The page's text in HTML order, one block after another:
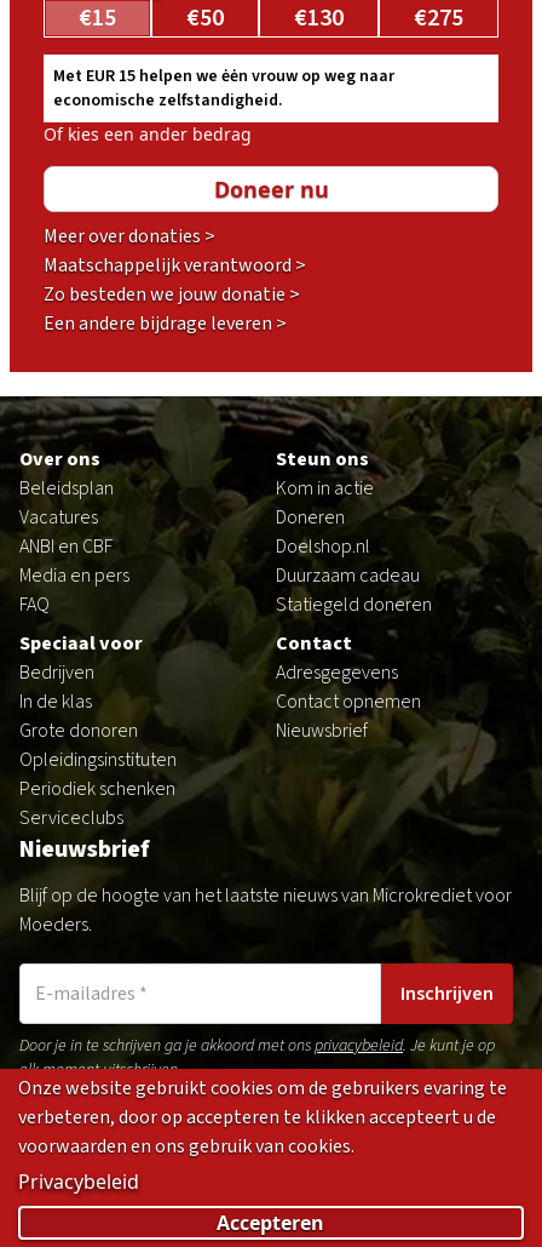
€15 €50 €130 €275
Met EUR 15 helpen we ėėn vrouw op weg naar
economische zelfstandigheid.
Of kies een ander bedrag
Meer over donaties >
Maatschappelijk verantwoord >
Zo besteden we jouw donatie >
Een andere bijdrage leveren >
Footer
Over ons
Beleidsplan
Vacatures
ANBI en CBF
Media en pers
FAQ
Steun ons
Kom in actie
Doneren
Doelshop.nl
Duurzaam cadeau
Statiegeld doneren
Speciaal voor
Bedrijven
In de klas
Grote donoren
Opleidingsinstituten
Periodiek schenken
Serviceclubs
Contact
Adresgegevens
Contact opnemen
Nieuwsbrief
Nieuwsbrief
Blijf op de hoogte van het laatste nieuws van Microkrediet voor
Moeders.
Inschrijven
Door je in te schrijven ga je akkoord met onsprivacybeleid. Je kunt je op
elk moment uitschrijven.
GedragsregelsPrivacybeleidDisclaimer
(opens(opens(opens(opens
Onze website gebruikt cookies om de gebruikers evaring te
verbeteren, door op accepteren te klikken accepteert u de
voorwaarden en ons gebruik van cookies.
Privacybeleid
Accepteren